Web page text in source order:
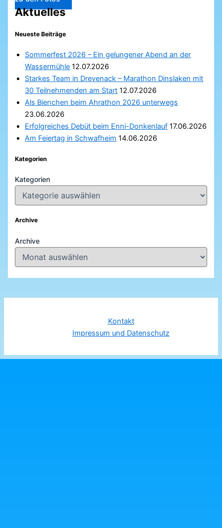
Aktuelles
Neueste Beiträge
Sommerfest 2026 – Ein gelungener Abend an der
Wassermühle 12.07.2026
Starkes Team in Drevenack – Marathon Dinslaken mit
30 Teilnehmenden am Start 12.07.2026
Als Bienchen beim Ahrathon 2026 unterwegs
23.06.2026
Erfolgreiches Debüt beim Enni-Donkenlauf 17.06.2026
Am Feiertag in Schwafheim 14.06.2026
Kategorien
Kategorien
Archive
Archive
Kontakt
Impressum und Datenschutz